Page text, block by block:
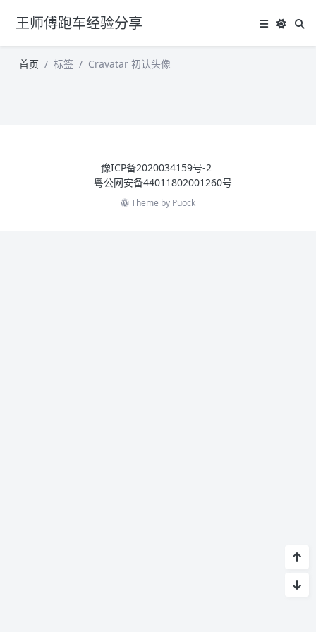
王师傅跑车经验分享
首页 标签 Cravatar 初认头像
豫ICP备2020034159号-2
粤公网安备44011802001260号
Theme by Puock